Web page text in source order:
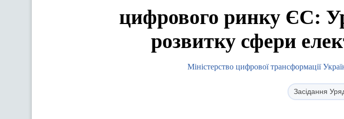
цифрового ринку ЄС:
розвитку сфери
Міністерство цифрової трансформації
Засідання